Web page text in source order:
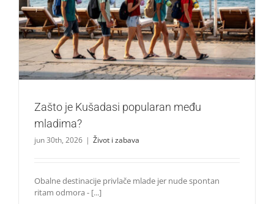
Zašto je Kušadasi popularan među mladima?
Život i zabava
Zašto je Kušadasi popularan među
mladima?
jun 30th, 2026 | Život i zabava
Obalne destinacije privlače mlade jer nude spontan
ritam odmora - [...]